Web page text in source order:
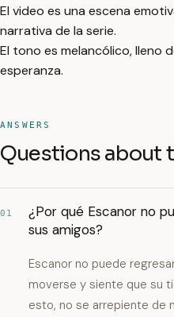
El video es una escena
narrativa de la serie.
El tono es melancólico, lleno
esperanza.
ANSWERS
Questions about
01
¿Por qué Escanor no
sus amigos?
Escanor no puede
moverse y siente que su
esto, no se arrepiente de